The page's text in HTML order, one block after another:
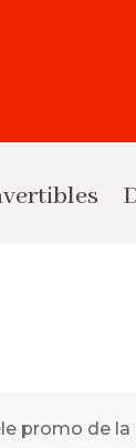
promo de